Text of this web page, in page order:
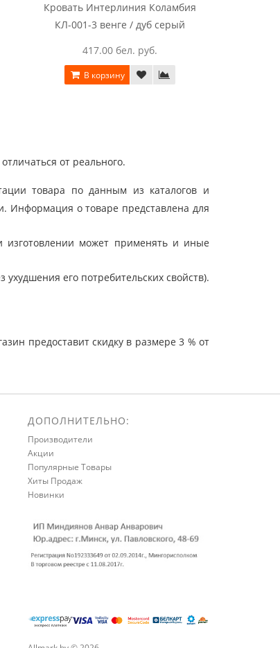
Кровать Интерлиния Коламбия
КЛ-001-3 венге / дуб серый
417.00 бел. руб.
В корзину
от реального.
товара по данным из каталогов и
Информация о товаре представлена для
изготовлении может применять и иные
его потребительских свойств).
предоставит скидку в размере 3 % от
ДОПОЛНИТЕЛЬНО:
Производители
Акции
Популярные Товары
Хиты Продаж
Новинки